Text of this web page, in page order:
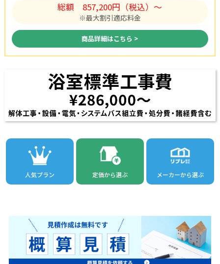
総額 857,200円（税込）〜
※最大割引適応料金
商品詳細はこちら >
人気プラン 定価から選ぶ メーカーから選ぶ